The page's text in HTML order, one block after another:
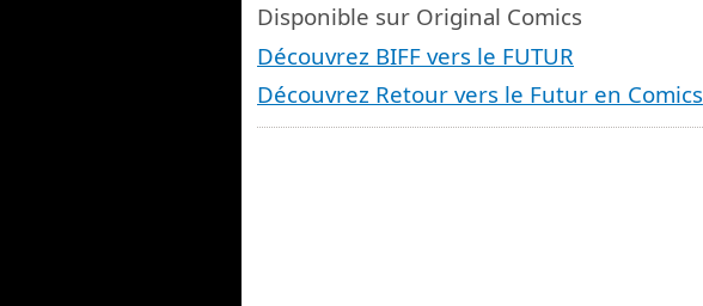
Disponible sur Original Comics
Découvrez BIFF vers le FUTUR
Découvrez Retour vers le Futur en Comics